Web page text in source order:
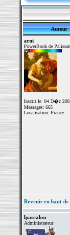
Auteur
arni
PowerBook de
Inscrit le: 04 D�c
Messages: 665
Localisation: France
Revenir en haut de
lpascalon
Administrateur